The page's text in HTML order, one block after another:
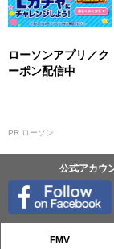
ローソンアプリ／ク
ーポン配信中
PR ローソン
公式アカウ
FMV